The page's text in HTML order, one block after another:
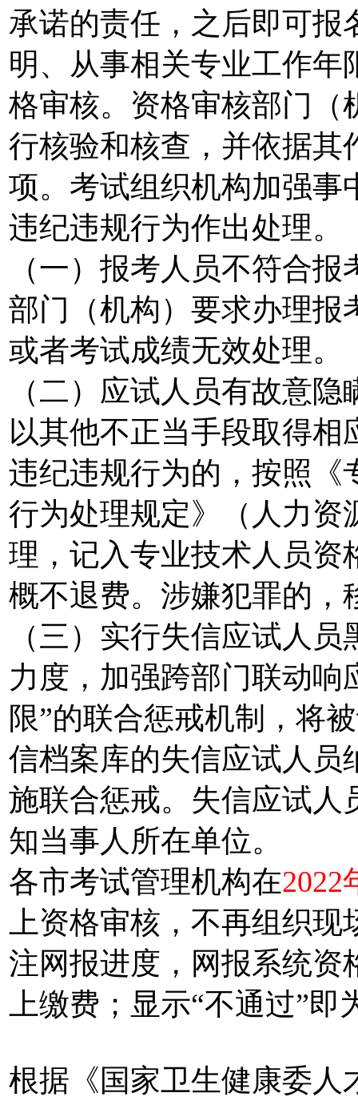
承诺的责任，之后即可报
明、从事相关专业工作年
格审核。资格审核部门（
行核验和核查，并依据其
项。考试组织机构加强事
违纪违规行为作出处理。
（一）报考人员不符合
部门（机构）要求办理报
或者考试成绩无效处理。
（二）应试人员有故意
以其他不正当手段取得
违纪违规行为的，按照《
行为处理规定》（人力资
理，记入专业技术人员资
概不退费。涉嫌犯罪的，
（三）实行失信应试人
力度，加强跨部门联动响
限”的联合惩戒机制，将
信档案库的失信应试人员
施联合惩戒。失信应试人
知当事人所在单位。
各市考试管理机构在2022
上资格审核，不再组织
注网报进度，网报系统资
上缴费；显示“不通过”即
根据《国家卫生健康委人